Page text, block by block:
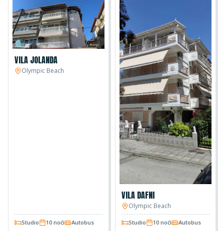
VILA JOLANDA
Olympic Beach
Studio 10 noći Autobus
VILA DAFNI
Olympic Beach
Studio 10 noći Autobus